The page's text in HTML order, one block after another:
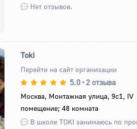
Нет отзывов.
Вперед
Toki
Перейти на сайт организации
5.0 • 2 отзыва
Москва, Монтажная улица, 9с1, IV
помещение; 48 комната
В школе TOKI занимаюсь по